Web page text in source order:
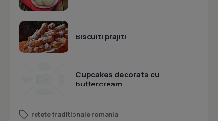
Biscuiti prajiti
Cupcakes decorate cu
buttercream
retete traditionale romania